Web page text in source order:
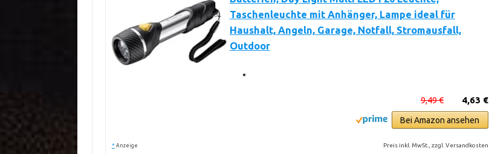
Taschenleuchte mit Anhänger, Lampe ideal für
Haushalt, Angeln, Garage, Notfall, Stromausfall,
Outdoor
4,63 €
9,49 €
Bei Amazon ansehen
* Anzeige Preis inkl. MwSt., zzgl. Versandkosten